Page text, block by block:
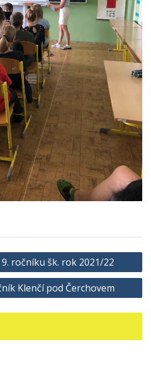
ročníku šk. rok 2021/22
Klenčí pod Čerchovem